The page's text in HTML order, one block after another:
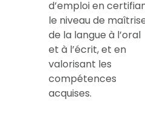
d’emploi en
le niveau de
de la langue à l’oral
et à l’écrit, et en
valorisant les
compétences
acquises.